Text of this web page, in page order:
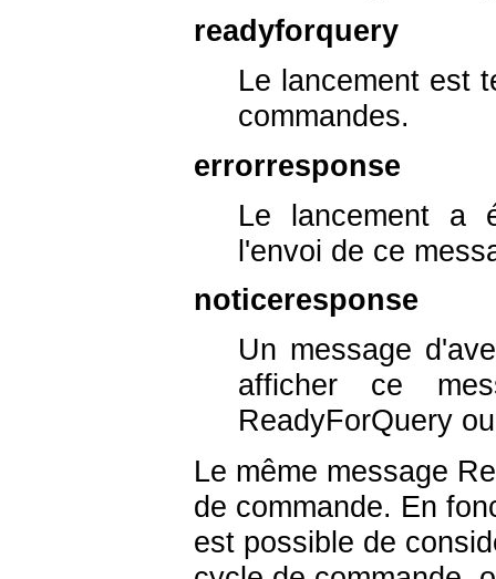
readyforquery
Le lancement est
commandes.
errorresponse
Le lancement a
l'envoi de ce
noticeresponse
Un message
afficher ce
ReadyForQuery
Le même message
de commande. En
est possible de